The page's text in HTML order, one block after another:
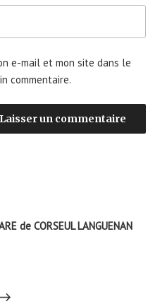
e-mail et mon site dans le
commentaire.
de CORSEUL LANGUENAN